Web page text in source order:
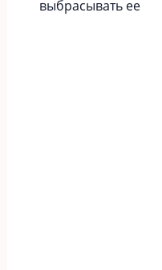
выбрасывать ее